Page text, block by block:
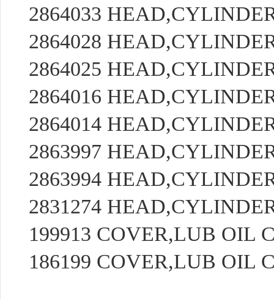
2864033
2864028
2864025
2864016
2864014
2863997
2863994
2831274
199913 COVER,LUB OIL
186199 COVER,LUB OIL